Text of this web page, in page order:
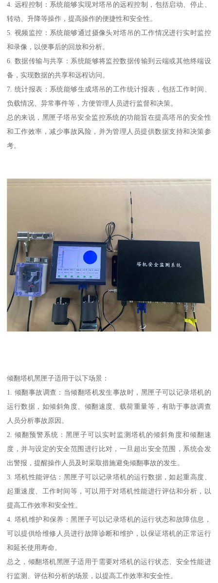
4. 远程控制：系统能够实现对塔吊的远程控制，包括启动、停止、
转动、升降等操作，提高操作的便捷性和安全性。
5. 视频监控：系统能够通过摄像头对塔吊的工作情况进行实时监控
和录像，以便事后的回放和分析。
6. 数据传输与共享：系统能够将监控数据传输到云端或其他终端设
备，实现数据的共享和远程访问。
7. 统计报表：系统能够生成塔吊的工作统计报表，包括工作时间、
负载情况、异常事件等，方便管理人员进行监督和决策。
总的来说，黑匣子塔吊安全监控系统的功能旨在提高塔吊的安全性
和工作效率，减少事故风险，并为管理人员提供数据支持和决策参
考。
倾翻塔机黑匣子适用于以下场景：
1. 倾翻事故调查：当倾翻塔机发生事故时，黑匣子可以记录塔机的
运行数据，如倾斜角度、倾翻速度、载荷重量等，有助于事故调查
人员分析事故原因。
2. 倾翻预警系统：黑匣子可以实时监测塔机的倾斜角度和倾翻速
度，并与设定的安全范围进行比对，一旦超出安全范围，系统会发
出警报，提醒操作人员及时采取措施避免倾翻事故的发生。
3. 塔机性能评估：黑匣子可以记录塔机的运行数据，如起重高度、
起重速度、工作时间等，可以用于对塔机性能进行评估和分析，以
提高工作效率和安全性。
4. 塔机维护和保养：黑匣子可以记录塔机的运行状态和故障信息，
可以提供给维修人员进行故障诊断和维护，以保证塔机的正常运行
和延长使用寿命。
总之，倾翻塔机黑匣子适用于需要对塔机的运行状态、安全性能进
行监测、评估和分析的场景，以提高工作效率和安全性。